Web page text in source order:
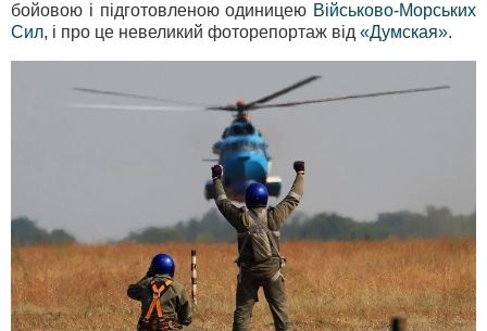
бойовою і підготовленою одиницею Військово-Морських
Сил, і про це невеликий фоторепортаж від «Думская».